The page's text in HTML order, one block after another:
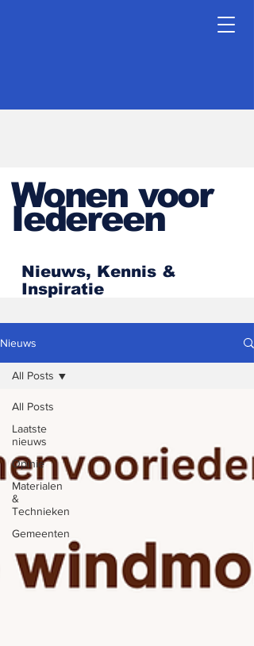
Wonen voor
Iedereen
Nieuws, Kennis &
Inspiratie
Nieuws
All Posts
Laatste
nieuws
Opinie
Materialen
&
Technieken
Gemeenten
All Posts